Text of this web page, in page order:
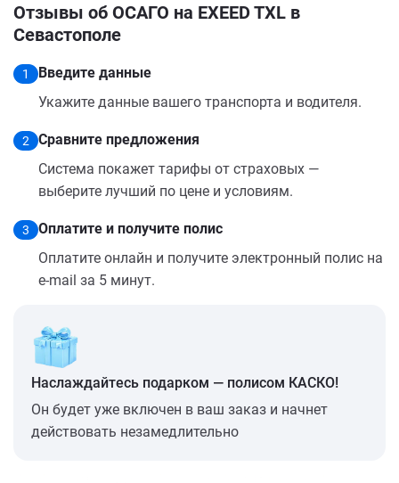
Отзывы об ОСАГО на EXEED TXL в
Севастополе
1
Введите данные
Укажите данные вашего транспорта и водителя.
2
Сравните предложения
Система покажет тарифы от страховых —
выберите лучший по цене и условиям.
3
Оплатите и получите полис
Оплатите онлайн и получите электронный полис на
e-mail за 5 минут.
Наслаждайтесь подарком — полисом КАСКО!
Он будет уже включен в ваш заказ и начнет
действовать незамедлительно